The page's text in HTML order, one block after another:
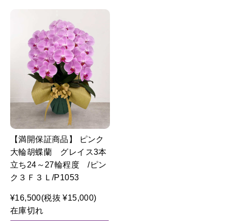
【満開保証商品】 ピンク
大輪胡蝶蘭 グレイス3本
立ち24～27輪程度 /ピン
ク３Ｆ３Ｌ/P1053
¥16,500(税抜 ¥15,000)
在庫切れ